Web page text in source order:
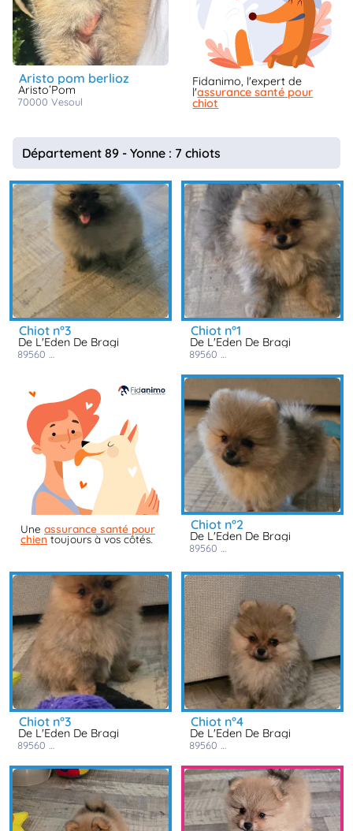
aristo pom berlioz
Aristo’Pom
70000 vesoul
Fidanimo, l'expert de
l'assurance santé pour
chiot
Département 89 - Yonne : 7 chiots
chiot n°3
De L'Eden De Bragi
89560
chiot n°1
De L'Eden De Bragi
89560
Une assurance santé pour
chientoujours à vos côtés.
chiot n°2
De L'Eden De Bragi
89560
chiot n°3
De L'Eden De Bragi
89560
chiot n°4
De L'Eden De Bragi
89560